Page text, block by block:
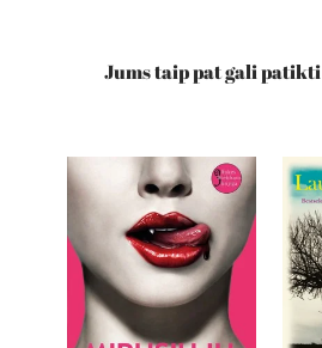
Jums taip pat gali patikti